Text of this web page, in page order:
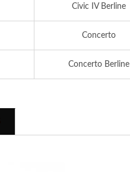
Civic IV Berline
Concerto
Concerto Berline